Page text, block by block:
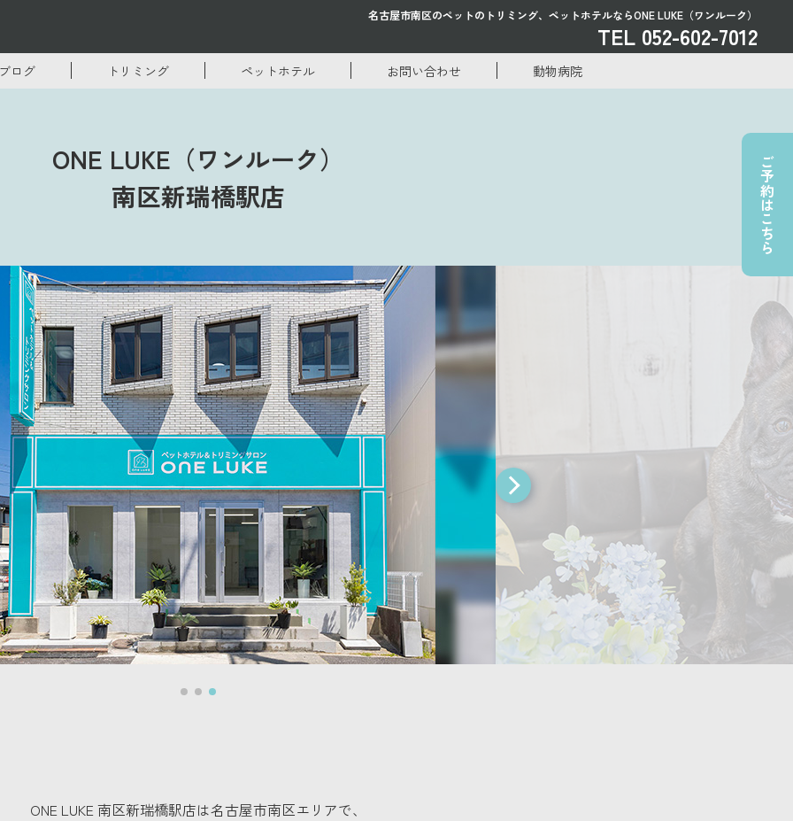
名古屋市南区のペットのトリミング、 ペットホテルならONE LUKE（ワンルーク）
TEL 052-602-7012
ログ トリミング ペットホテル お問い合わせ 動物病院
ご予約はこちら
ONE LUKE（ワンルーク）
南区新瑞橋駅店
ONE LUKE 南区新瑞橋駅店は名古屋市南区エリアで、